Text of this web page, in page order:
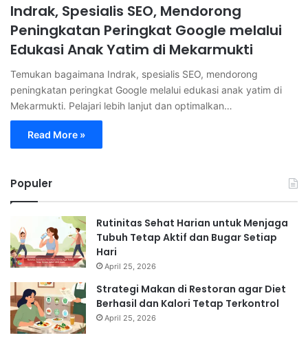
Indrak, Spesialis SEO, Mendorong
Peningkatan Peringkat Google melalui
Edukasi Anak Yatim di Mekarmukti
Temukan bagaimana Indrak, spesialis SEO, mendorong
peningkatan peringkat Google melalui edukasi anak yatim di
Mekarmukti. Pelajari lebih lanjut dan optimalkan…
Read More »
Populer
Rutinitas Sehat Harian untuk Menjaga
Tubuh Tetap Aktif dan Bugar Setiap
Hari
April 25, 2026
Strategi Makan di Restoran agar Diet
Berhasil dan Kalori Tetap Terkontrol
April 25, 2026